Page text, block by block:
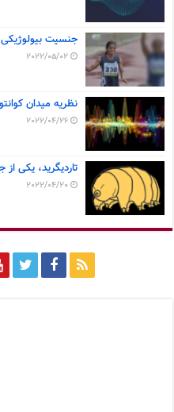
جنسیت بیولوژیکی
2022/05/02
نظریه میدان
2022/04/26
تاردیگرید، یکی
2022/04/20